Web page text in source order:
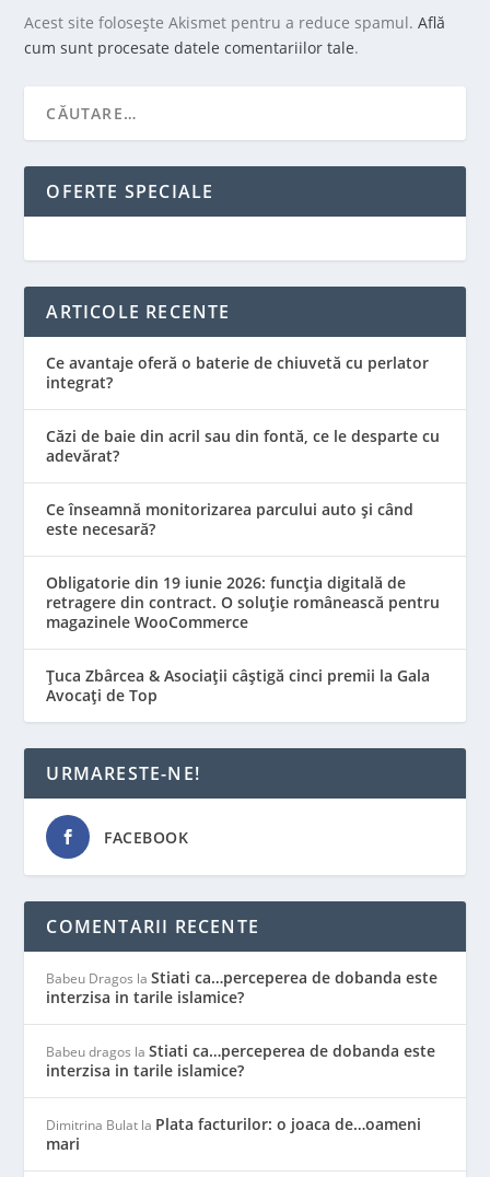
Acest site folosește Akismet pentru a reduce spamul.Află
cum sunt procesate datele comentariilor tale.
OFERTE SPECIALE
ARTICOLE RECENTE
Ce avantaje oferă o baterie de chiuvetă cu perlator
integrat?
Căzi de baie din acril sau din fontă, ce le desparte cu
adevărat?
Ce înseamnă monitorizarea parcului auto și când
este necesară?
Obligatorie din 19 iunie 2026: funcția digitală de
retragere din contract. O soluție românească pentru
magazinele WooCommerce
Țuca Zbârcea & Asociații câștigă cinci premii la Gala
Avocați de Top
URMARESTE-NE!
FACEBOOK
COMENTARII RECENTE
Babeu Dragos laStiati ca…perceperea de dobanda este
interzisa in tarile islamice?
Babeu dragos laStiati ca…perceperea de dobanda este
interzisa in tarile islamice?
Dimitrina Bulat la Plata facturilor: o joaca de…oameni
mari